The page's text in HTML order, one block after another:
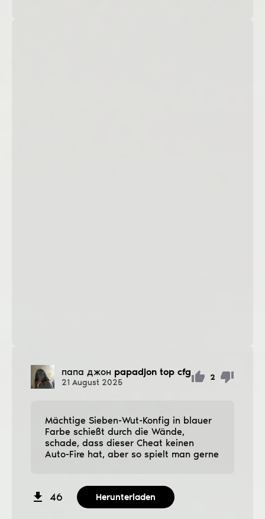
папа джон papadjon top cfg
21 August 2025
2
Mächtige Sieben-Wut-Konfig in blauer
Farbe schießt durch die Wände,
schade, dass dieser Cheat keinen
Auto-Fire hat, aber so spielt man gerne
46 Herunterladen